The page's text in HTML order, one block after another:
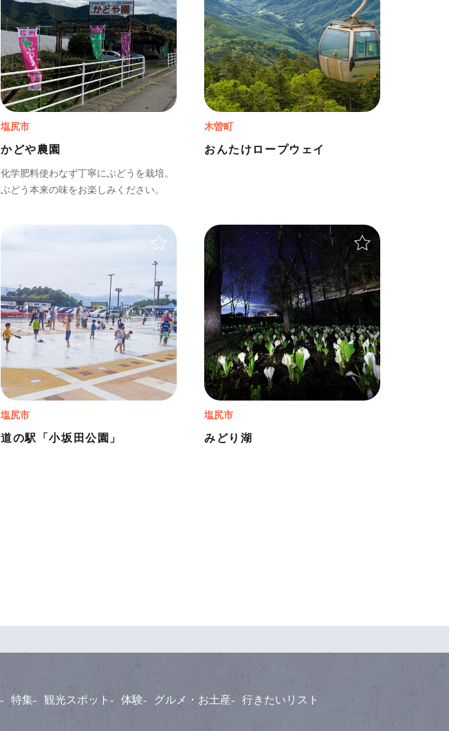
かどや農園
化学肥料使わなず丁寧にぶどうを栽培。
ぶどう本来の味をお楽しみください。
塩尻市
おんたけロープウェイ
木曽町
道の駅「小坂田公園」
塩尻市
＋
みどり湖
塩尻市
＋
特集 観光スポット 体験 グルメ・お土産 行きたいリスト